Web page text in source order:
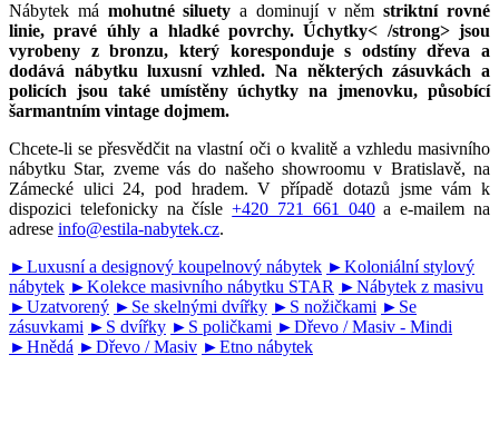
Nábytek má mohutné siluety a dominují v němstriktní rovné
linie, pravé úhly a hladké povrchy. Úchytky< /strong> jsou
vyrobeny z bronzu, který koresponduje s odstíny dřeva a
dodává nábytkuluxusní vzhled. Na některých zásuvkách a
policích jsou také umístěnyúchytky na jmenovku, působící
šarmantním vintage dojmem.
Chcete-li se přesvědčit na vlastní oči o kvalitě a vzhledu masivního
nábytku Star, zveme vás do našeho showroomu v Bratislavě, na
Zámecké ulici 24, pod hradem. V případě dotazů jsme vám k
dispozici telefonicky na čísle+420 721 661 040a e-mailem na
adrese info@estila-nabytek.cz.
►Luxusní a designový koupelnový nábytek ►Koloniální stylový
nábytek ►Kolekce masivního nábytku STAR ►Nábytek z masivu
►Uzatvorený ►Se skelnými dvířky ►S nožičkami ►Se
zásuvkami ►S dvířky ►S poličkami ►Dřevo / Masiv - Mindi
►Hnědá ►Dřevo / Masiv ►Etno nábytek